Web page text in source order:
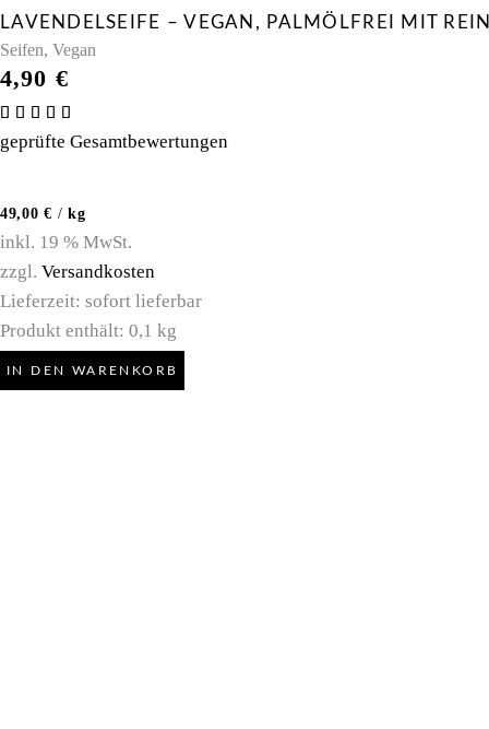
LAVENDELSEIFE – VEGAN, PALMÖLFREI MIT
Seifen, Vegan
4,90 €
4.80
geprüfte Gesamtbewertungen
49,00€ /kg
inkl. 19 % MwSt.
zzgl. Versandkosten
Lieferzeit: sofort lieferbar
Produkt enthält: 0,1 kg
IN DEN WARENKORB